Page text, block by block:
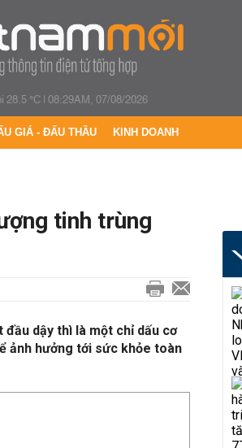
28.5 °C|08:29AM, 07/08/2026
GIÁ - ĐẤU THẦU KINH DOANH
tinh trùng
dậy thì là một chỉ dấu cơ
ảnh hưởng tới sức khỏe toàn